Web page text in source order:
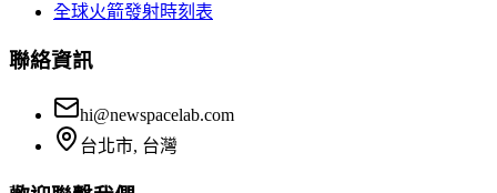
全球火箭發射時刻表
聯絡資訊
hi@newspacelab.com
台北市, 台灣